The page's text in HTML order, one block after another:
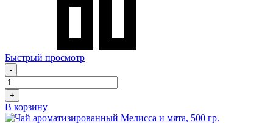
Быстрый просмотр
-
+
В корзину